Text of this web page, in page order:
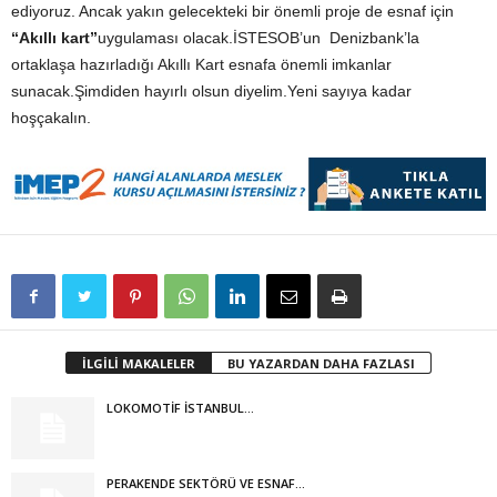
ediyoruz. Ancak yakın gelecekteki bir önemli proje de esnaf için
“Akıllı kart”uygulaması olacak.İSTESOB’un Denizbank’la
ortaklaşa hazırladığı Akıllı Kart esnafa önemli imkanlar
sunacak.Şimdiden hayırlı olsun diyelim.Yeni sayıya kadar
hoşçakalın.
İLGİLİ MAKALELER BU YAZARDAN DAHA FAZLASI
LOKOMOTİF İSTANBUL…
PERAKENDE SEKTÖRÜ VE ESNAF…